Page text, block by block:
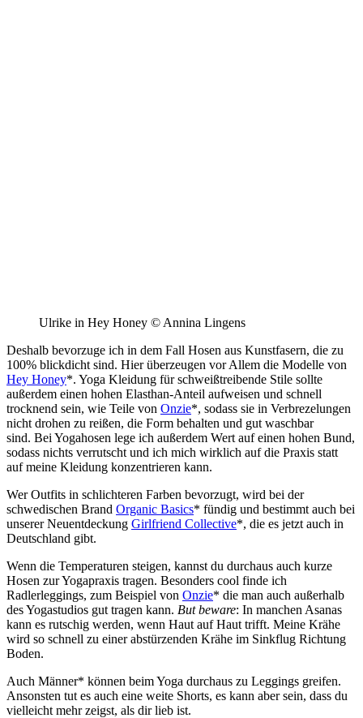
Ulrike in Hey Honey © Annina Lingens
Deshalb bevorzuge ich in dem Fall Hosen aus Kunstfasern, die zu
100% blickdicht sind. Hier überzeugen vor Allem die Modelle von
Hey Honey*. Yoga Kleidung für schweißtreibende Stile sollte
außerdem einen hohen Elasthan-Anteil aufweisen und schnell
trocknend sein, wie Teile von Onzie*, sodass sie in Verbrezelungen
nicht drohen zu reißen, die Form behalten und gut waschbar
sind. Bei Yogahosen lege ich außerdem Wert auf einen hohen Bund,
sodass nichts verrutscht und ich mich wirklich auf die Praxis statt
auf meine Kleidung konzentrieren kann.
Wer Outfits in schlichteren Farben bevorzugt, wird bei der
schwedischen Brand Organic Basics* fündig und bestimmt auch bei
unserer Neuentdeckung Girlfriend Collective*, die es jetzt auch in
Deutschland gibt.
Wenn die Temperaturen steigen, kannst du durchaus auch kurze
Hosen zur Yogapraxis tragen. Besonders cool finde ich
Radlerleggings, zum Beispiel von Onzie* die man auch außerhalb
des Yogastudios gut tragen kann. But beware: In manchen Asanas
kann es rutschig werden, wenn Haut auf Haut trifft. Meine Krähe
wird so schnell zu einer abstürzenden Krähe im Sinkflug Richtung
Boden.
Auch Männer* können beim Yoga durchaus zu Leggings greifen.
Ansonsten tut es auch eine weite Shorts, es kann aber sein, dass du
vielleicht mehr zeigst, als dir lieb ist.